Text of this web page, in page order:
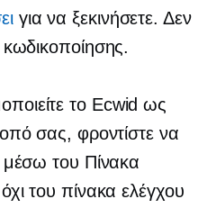
για να ξεκινήσετε. Δεν
κωδικοποίησης.
το Ecwid ως
σας, φροντίστε να
του Πίνακα
του πίνακα ελέγχου